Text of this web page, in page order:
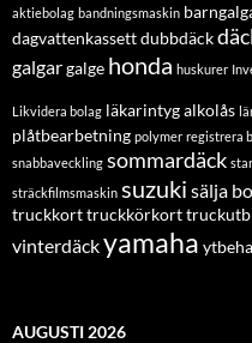
aktiebolag bandningsmaskin
dagvattenkassettdubbdäck
galgargalge honda huskurer
Likvidera bolag läkarintyg alkolås
plåtbearbetning polymer registrera
snabbaveckling sommardäck
sträckfilmsmaskin suzuki sälja
truckkorttruckkörkort
vinterdäckyamaha
AUGUSTI 2026